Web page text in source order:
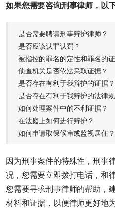
如果您需要咨询刑事律师，以
是否需要聘请刑事辩护律师？
是否应该认罪认罚？
被指控的罪名的定性和罪名的
侦查机关是否依法采取证据？
是否存在有利于我辩护的证据？
是否存在有利于我辩护的法律
如何处理案件中的不利证据？
在法庭上如何进行辩护？
如何申请取保候审或监视居住？
因为刑事案件的特殊性，刑事
况，您需要立即拨打电话，和
您需要寻求刑事律师的帮助，
材料和证据，以便律师更好地